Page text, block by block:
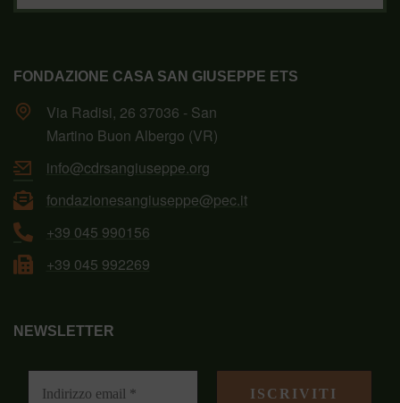
FONDAZIONE CASA SAN GIUSEPPE ETS
Via Radisi, 26 37036 - San
Martino Buon Albergo (VR)
info@cdrsangiuseppe.org
fondazionesangiuseppe@pec.it
+39 045 990156
+39 045 992269
NEWSLETTER